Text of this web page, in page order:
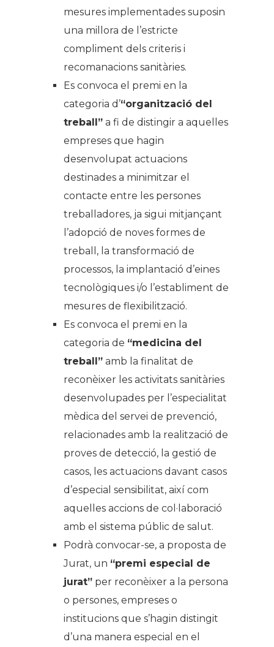
mesures implementades suposin
una millora de l’estricte
compliment dels criteris i
recomanacions sanitàries.
Es convoca el premi en la
categoria d’“organització del
treball” a fi de distingir a aquelles
empreses que hagin
desenvolupat actuacions
destinades a minimitzar el
contacte entre les persones
treballadores, ja sigui mitjançant
l’adopció de noves formes de
treball, la transformació de
processos, la implantació d’eines
tecnològiques i/o l’establiment de
mesures de flexibilització.
Es convoca el premi en la
categoria de “medicina del
treball” amb la finalitat de
reconèixer les activitats sanitàries
desenvolupades per l’especialitat
mèdica del servei de prevenció,
relacionades amb la realització de
proves de detecció, la gestió de
casos, les actuacions davant casos
d’especial sensibilitat, així com
aquelles accions de col·laboració
amb el sistema públic de salut.
Podrà convocar-se, a proposta de
Jurat, un “premi especial de
jurat” per reconèixer a la persona
o persones, empreses o
institucions que s’hagin distingit
d’una manera especial en el